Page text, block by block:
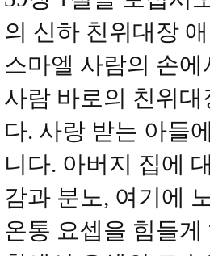
의 신하 친위대장
스마엘 사람의 손
사람 바로의 친위
다. 사랑 받는 아들
니다. 아버지 집에
감과 분노, 여기에
온통 요셉을 힘들